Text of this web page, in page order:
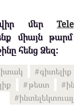
մեր
միայն
հենց Ձեզ:
գիտելիք
թեստ
ինտելեկտուալ